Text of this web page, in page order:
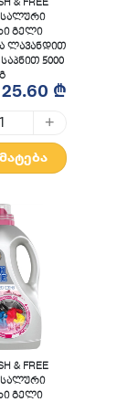
& FREE
გელი
ლავანდით
5000
გ
25.60 ₾
+
& FREE
გელი